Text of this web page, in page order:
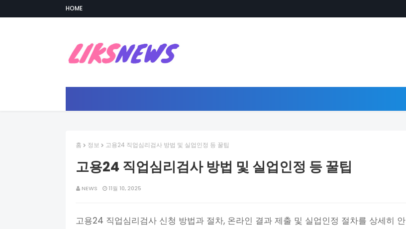
HOME
홈 정보 고용24 직업심리검사 방법 및 실업인정 등 꿀팁
고용24 직업심리검사 방법 및 실업인정 등 꿀팁
NEWS 11월 10, 2025
고용24 직업심리검사 신청 방법과 절차, 온라인 결과 제출 및 실업인정 절차를 상세히 안